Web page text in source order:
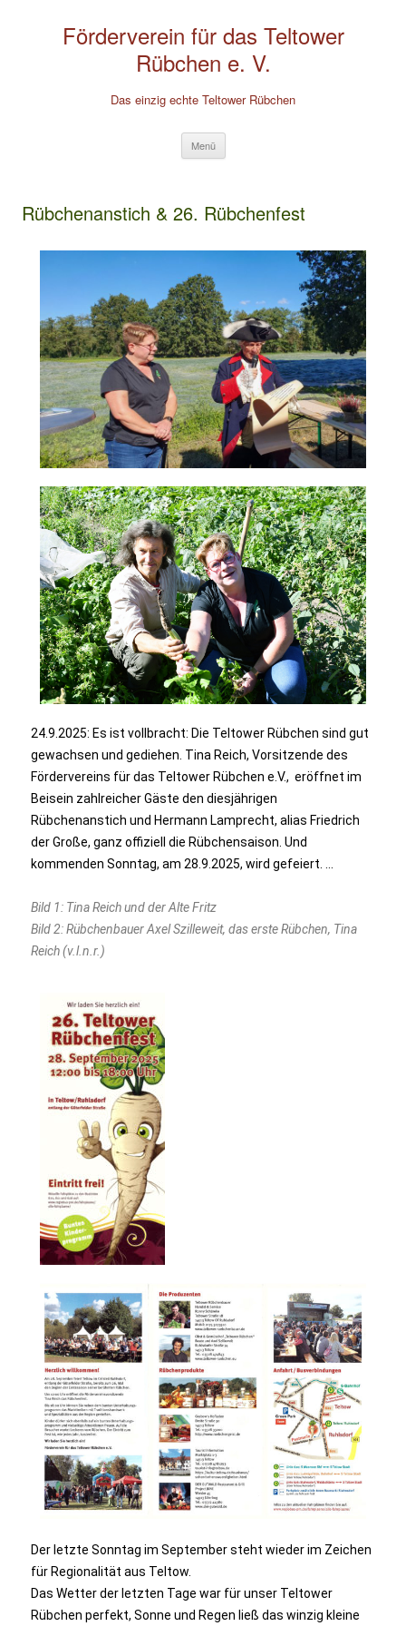
Förderverein für das Teltower
Rübchen e. V.
Das einzig echte Teltower Rübchen
Menü Zum
Rübchenanstich & 26. Rübchenfest
24.9.2025: Es ist vollbracht: Die Teltower Rübchen sind gut
gewachsen und gediehen. Tina Reich, Vorsitzende des
Fördervereins für das Teltower Rübchen e.V., eröffnet im
Beisein zahlreicher Gäste den diesjährigen
Rübchenanstich und Hermann Lamprecht, alias Friedrich
der Große, ganz offiziell die Rübchensaison. Und
kommenden Sonntag, am 28.9.2025, wird gefeiert. …
Bild 1: Tina Reich und der Alte Fritz
Bild 2: Rübchenbauer Axel Szilleweit, das erste Rübchen, Tina
Reich (v.l.n.r.)
Der letzte Sonntag im September steht wieder im Zeichen
für Regionalität aus Teltow.
Das Wetter der letzten Tage war für unser Teltower
Rübchen perfekt, Sonne und Regen ließ das winzig kleine